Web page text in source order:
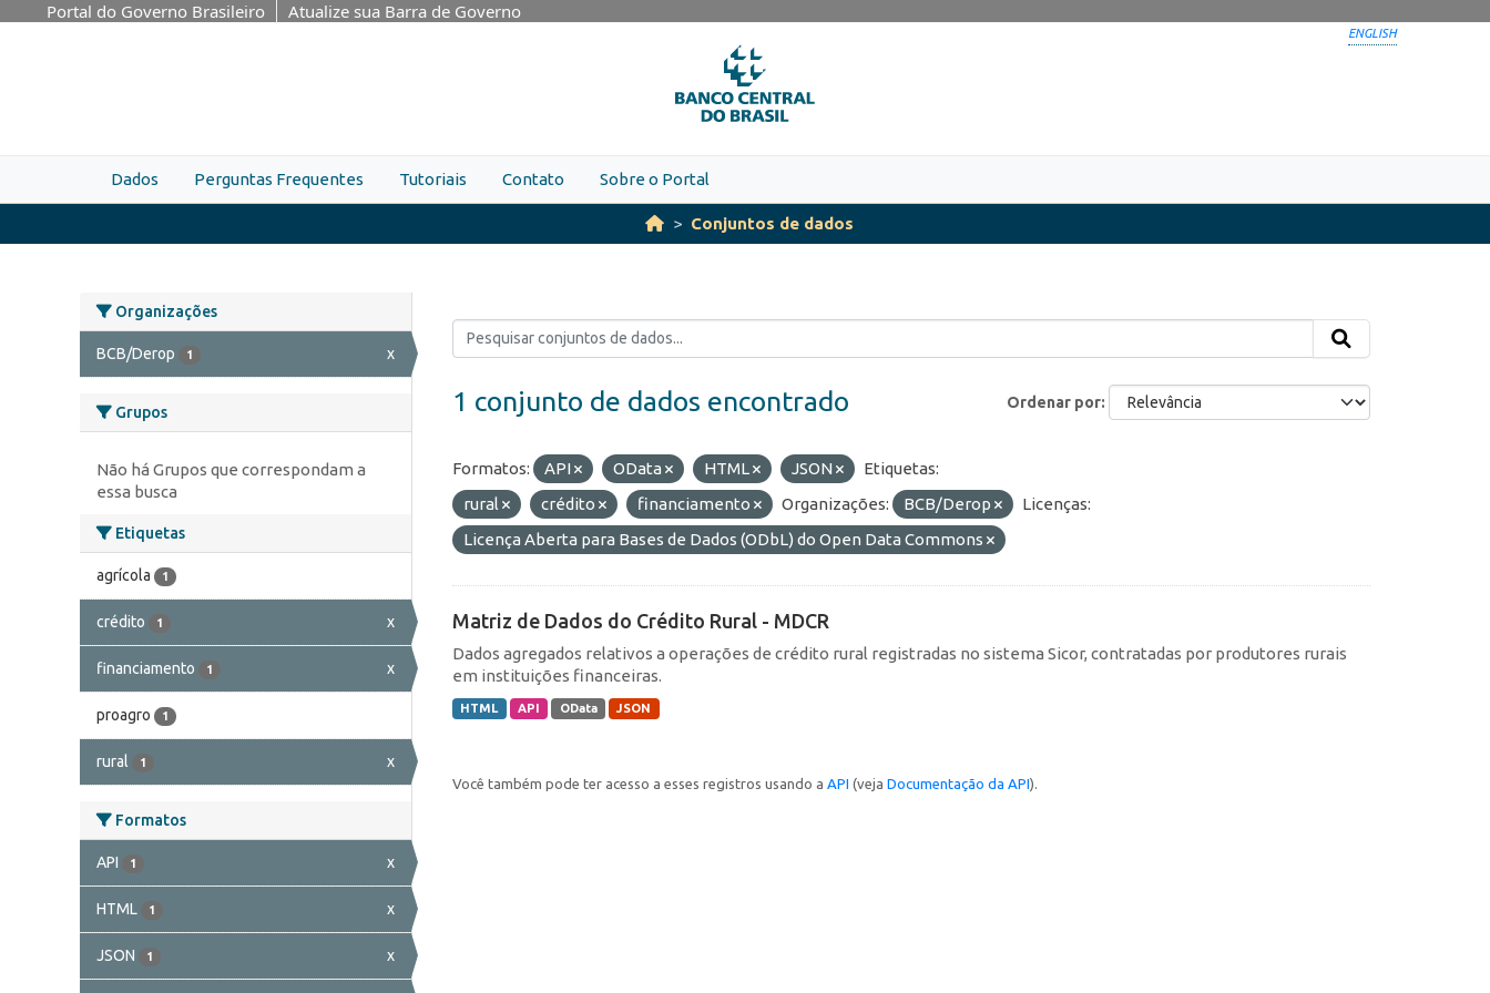
Skip to main content
Portal do Governo Brasileiro Atualize sua Barra de Governo
ENGLISH
Dados Perguntas Frequentes Tutoriais Contato Sobre o Portal
Conjuntos de dados
Organizações
BCB/Derop 1 x
Grupos
Não há Grupos que correspondam a
essa busca
Etiquetas
agrícola 1
crédito 1 x
financiamento 1 x
proagro 1
rural 1 x
Formatos
API 1 x
HTML 1 x
JSON 1 x
Ordenar por
1 conjunto de dados encontrado
Formatos: API OData HTML JSON
Etiquetas:
rural
crédito financiamento Organizações: BCB/Derop
Licenças:
Licença Aberta para Bases de Dados (ODbL) do Open Data Commons
Matriz de Dados do Crédito Rural - MDCR
Dados agregados relativos a operações de crédito rural registradas no sistema Sicor, contratadas por produtores rurais
em instituições financeiras.
HTML API OData JSON
Você também pode ter acesso a esses registros usando a API (veja Documentação da API).